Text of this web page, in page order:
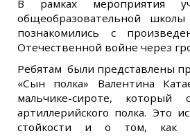
В рамках мероприятия
общеобразовательной
познакомились с
Отечественной войне через
Ребятам были представлены
«Сын полка» Валентина
мальчике-сироте, который
артиллерийского полка. Это
стойкости и о том, как